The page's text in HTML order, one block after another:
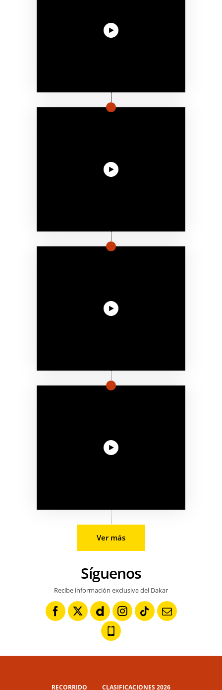
Ver más
Síguenos
Recibe información exclusiva del Dakar
RECORRIDO CLASIFICACIONES 2026